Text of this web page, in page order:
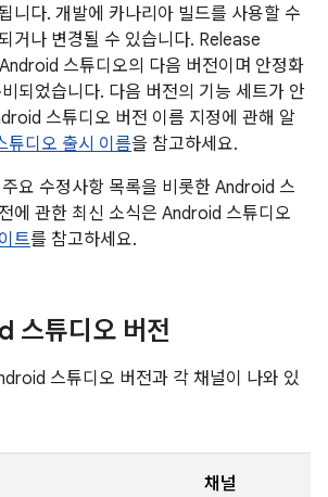
니다. 개발에 카나리아 빌드를 사용할 수
거나 변경될 수 있습니다. Release
스튜디오의 다음 버전이며 안정화
되었습니다. 다음 버전의 기능 세트가 안
스튜디오 버전 이름 지정에 관해 알
튜디오 출시 이름을 참고하세요.
요 수정사항 목록을 비롯한 Android 스
에 관한 최신 소식은 Android 스튜디오
트를 참고하세요.
스튜디오 버전
스튜디오 버전과 각 채널이 나와 있
채널